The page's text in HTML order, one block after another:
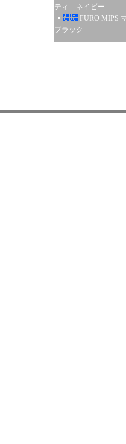
ティ ネイビー
FURO MIPS
ブラック